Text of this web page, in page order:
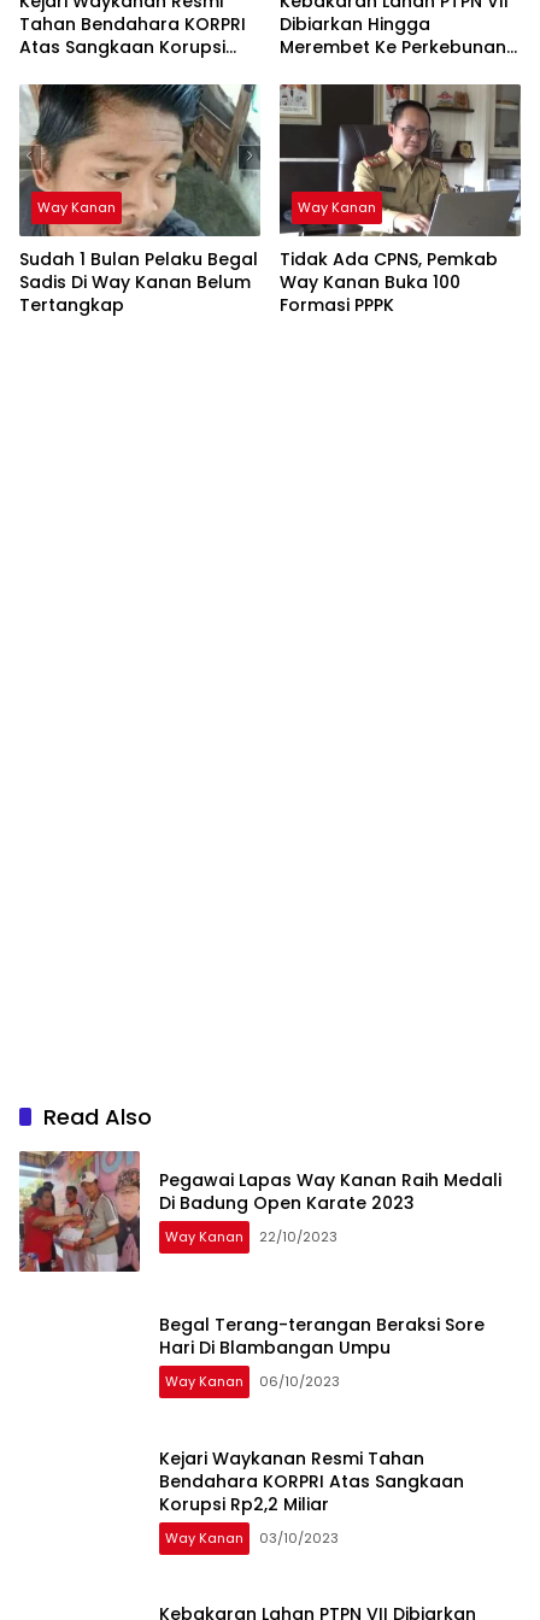
Tahan Bendahara KORPRI
Atas Sangkaan Korupsi
Dibiarkan Hingga
Merembet Ke Perkebunan
Way Kanan
Sudah 1 Bulan Pelaku Begal
Sadis Di Way Kanan Belum
Tertangkap
Way Kanan
Tidak Ada CPNS, Pemkab
Way Kanan Buka 100
Formasi PPPK
Read Also
Pegawai Lapas Way Kanan Raih Medali
Di Badung Open Karate 2023
Way Kanan 22/10/2023
Begal Terang-terangan Beraksi Sore
Hari Di Blambangan Umpu
Way Kanan 06/10/2023
Kejari Waykanan Resmi Tahan
Bendahara KORPRI Atas Sangkaan
Korupsi Rp2,2 Miliar
Way Kanan 03/10/2023
Kebakaran Lahan PTPN VII Dibiarkan